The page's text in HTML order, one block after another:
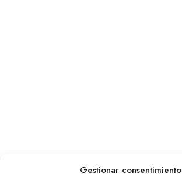
Gestionar consentimiento